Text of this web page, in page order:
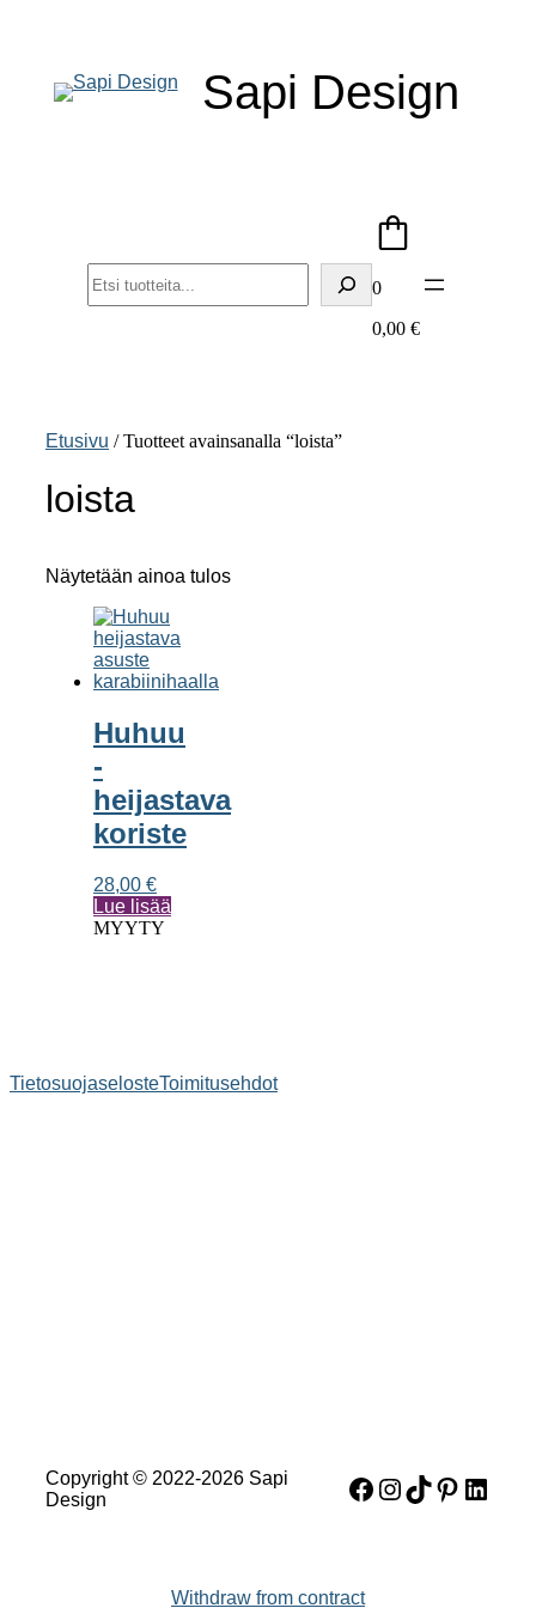
Sapi Design
0
0,00 €
Etusivu / Tuotteet avainsanalla “loista”
loista
Näytetään ainoa tulos
Huhuu
-
heijastava
koriste
28,00 €
Lue lisää
MYYTY
TietosuojaselosteToimitusehdot
Copyright © 2022-2026 Sapi
Design
Facebook
Instagram
TikTok
Withdraw from contract